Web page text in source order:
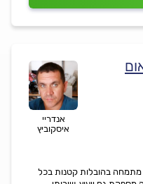
אנדריי
איסקוביץ
מתמחה בהובלות קטנות בכל